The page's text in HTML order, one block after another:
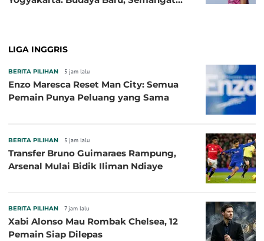
LIGA INGGRIS
BERITA PILIHAN 5 jam lalu
Enzo Maresca Reset Man City: Semua
Pemain Punya Peluang yang Sama
BERITA PILIHAN 5 jam lalu
Transfer Bruno Guimaraes Rampung,
Arsenal Mulai Bidik Iliman Ndiaye
BERITA PILIHAN 7 jam lalu
Xabi Alonso Mau Rombak Chelsea, 12
Pemain Siap Dilepas